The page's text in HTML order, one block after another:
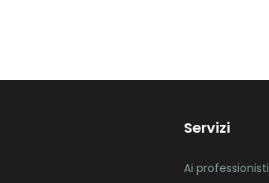
Servizi
Ai professionisti